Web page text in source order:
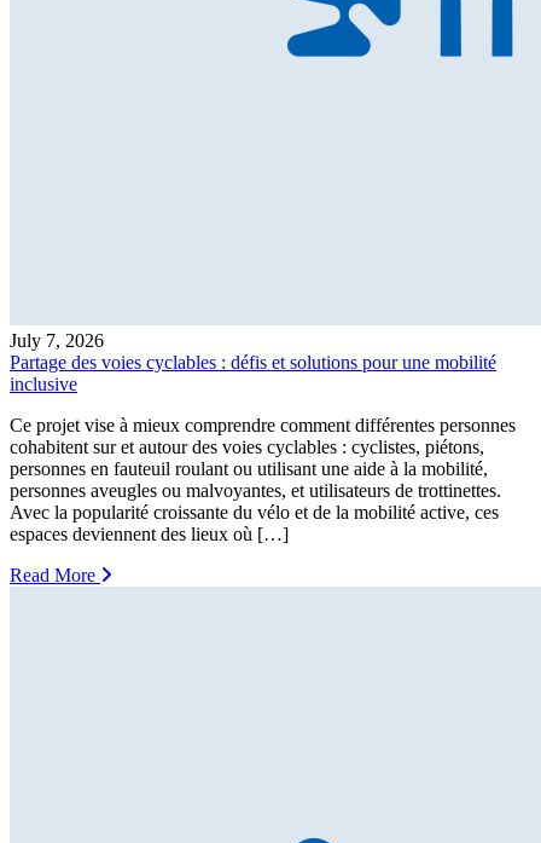
July 7, 2026
Partage des voies cyclables : défis et solutions pour une mobilité
inclusive
Ce projet vise à mieux comprendre comment différentes personnes
cohabitent sur et autour des voies cyclables : cyclistes, piétons,
personnes en fauteuil roulant ou utilisant une aide à la mobilité,
personnes aveugles ou malvoyantes, et utilisateurs de trottinettes.
Avec la popularité croissante du vélo et de la mobilité active, ces
espaces deviennent des lieux où […]
Read More